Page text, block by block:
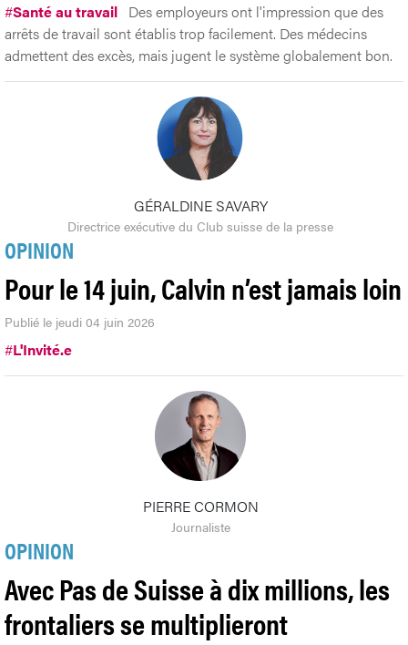
#Santé au travail Des employeurs ont l'impression que des
arrêts de travail sont établis trop facilement. Des médecins
admettent des excès, mais jugent le système globalement bon.
GÉRALDINE SAVARY
Directrice exécutive du Club suisse de la presse
OPINION
Pour le 14 juin, Calvin n’est jamais loin
Publié le jeudi 04 juin 2026
#L'Invité.e
PIERRE CORMON
Journaliste
OPINION
Avec Pas de Suisse à dix millions, les
frontaliers se multiplieront